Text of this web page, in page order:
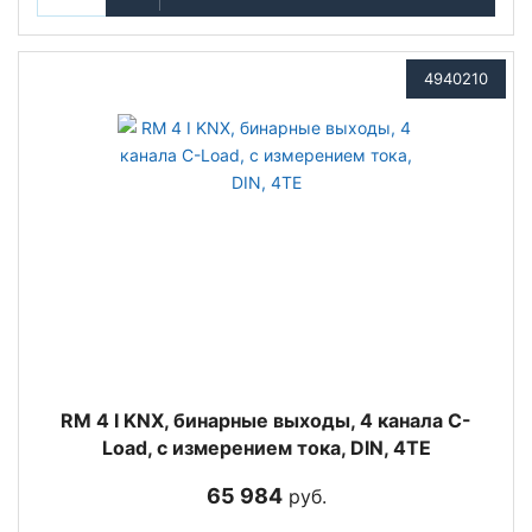
4940210
RM 4 I KNX, бинарные выходы, 4 канала C-
Load, с измерением тока, DIN, 4TE
65 984руб.